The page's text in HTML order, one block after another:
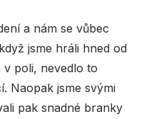
a nám se vůbec
jsme hráli hned od
poli, nevedlo to
Naopak jsme svými
pak snadné branky